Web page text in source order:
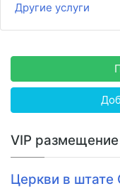
Другие услуги
VIP размещение
Церкви в